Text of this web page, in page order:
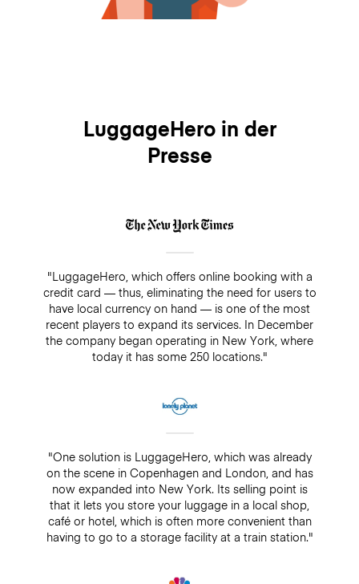
LuggageHero in der
Presse
"LuggageHero, which offers online booking with a
credit card — thus, eliminating the need for users to
have local currency on hand — is one of the most
recent players to expand its services. In December
the company began operating in New York, where
today it has some 250 locations."
"One solution is LuggageHero, which was already
on the scene in Copenhagen and London, and has
now expanded into New York. Its selling point is
that it lets you store your luggage in a local shop,
café or hotel, which is often more convenient than
having to go to a storage facility at a train station."